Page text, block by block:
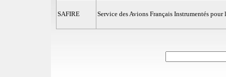
SAFIRE Service des Avions Français Instrumentés